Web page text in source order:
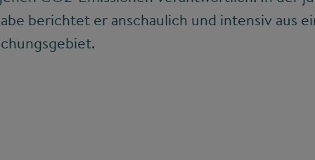
berichtet er anschaulich und intensiv aus